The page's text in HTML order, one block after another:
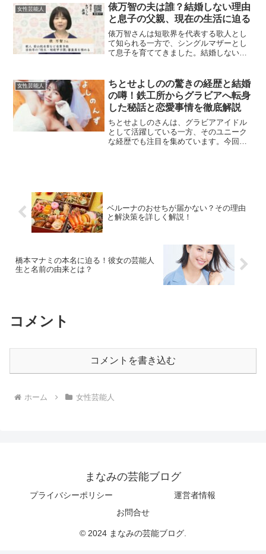
す。ここでは、王林さんが「消えた」と
言われる理由や、知事を目...
女性芸能人
俵万智の夫は誰？結婚しない理由
と息子の父親、現在の生活に迫る
俵万智さんは短歌界を代表する歌人とし
て知られる一方で、シングルマザーとし
て息子を育ててきました。結婚しない選
智さんの結婚観や息子さんの父親、現在
の生活について詳しく解説...
女性芸能人
ちとせよしのの驚きの経歴と結婚
の噂！鉄工所からグラビアへ転身
した秘話と恋愛事情を徹底解説
ちとせよしのさんは、グラビアアイドル
として活躍している一方、そのユニーク
な経歴でも注目を集めています。今回
ベルーナのおせちが届かない？その理由
と解決策を詳しく解説！
橋本マナミの本名に迫る！彼女の芸能人
生と名前の由来とは？
コメント
コメントを書き込む
ホーム 女性芸能人
まなみの芸能ブログ
プライバシーポリシー
運営者情報
お問合せ
© 2024 まなみの芸能ブログ.